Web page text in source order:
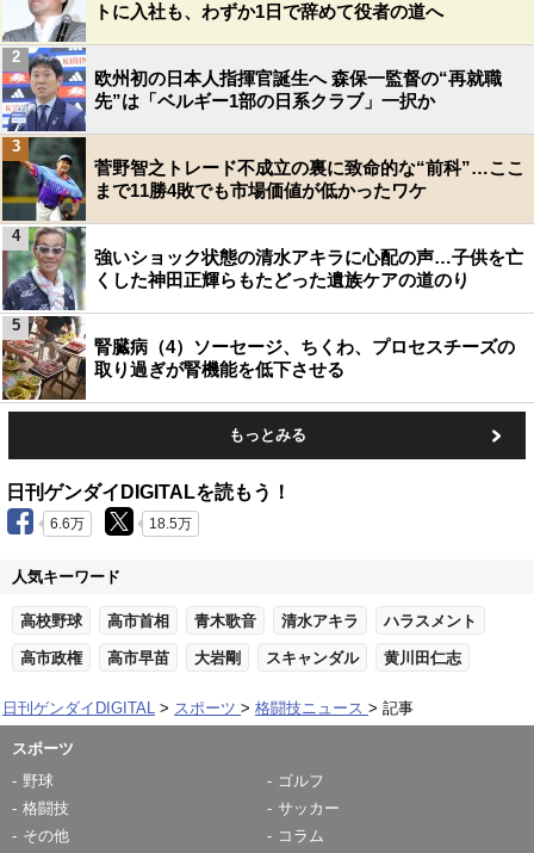
トに入社も、わずか1日で辞めて役者の道へ
欧州初の日本人指揮官誕生へ 森保一監督の“再就職
先”は「ベルギー1部の日系クラブ」一択か
2
菅野智之トレード不成立の裏に致命的な“前科”…ここ
まで11勝4敗でも市場価値が低かったワケ
3
強いショック状態の清水アキラに心配の声…子供を亡
くした神田正輝らもたどった遺族ケアの道のり
4
腎臓病（4）ソーセージ、ちくわ、プロセスチーズの
取り過ぎが腎機能を低下させる
5
もっとみる
日刊ゲンダイDIGITALを読もう！
6.6万 18.5万
人気キーワード
高校野球 高市首相 青木歌音 清水アキラ ハラスメント
高市政権 高市早苗 大岩剛 スキャンダル 黄川田仁志
日刊ゲンダイDIGITAL スポーツ 格闘技ニュース 記事
スポーツ
野球
ゴルフ
格闘技
サッカー
その他
コラム